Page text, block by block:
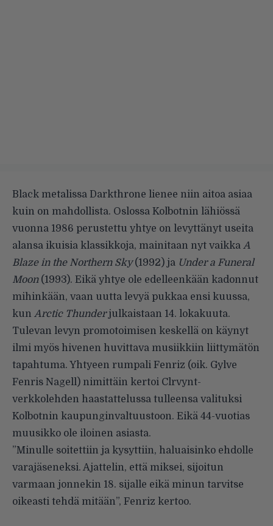
Black metalissa Darkthrone lienee niin aitoa asiaa
kuin on mahdollista. Oslossa Kolbotnin lähiössä
vuonna 1986 perustettu yhtye on levyttänyt useita
alansa ikuisia klassikkoja, mainitaan nyt vaikka A
Blaze in the Northern Sky(1992) ja Under a Funeral
Moon(1993). Eikä yhtye ole edelleenkään kadonnut
mihinkään, vaan uutta levyä pukkaa ensi kuussa,
kun Arctic Thunderjulkaistaan 14. lokakuuta.
Tulevan levyn promotoimisen keskellä on käynyt
ilmi myös hivenen huvittava musiikkiin liittymätön
tapahtuma. Yhtyeen rumpali Fenriz (oik. Gylve
Fenris Nagell) nimittäin kertoi Clrvynt-
verkkolehden haastattelussa tulleensa valituksi
Kolbotnin kaupunginvaltuustoon. Eikä 44-vuotias
muusikko ole iloinen asiasta.
”Minulle soitettiin ja kysyttiin, haluaisinko ehdolle
varajäseneksi. Ajattelin, että miksei, sijoitun
varmaan jonnekin 18. sijalle eikä minun tarvitse
oikeasti tehdä mitään”, Fenriz kertoo.